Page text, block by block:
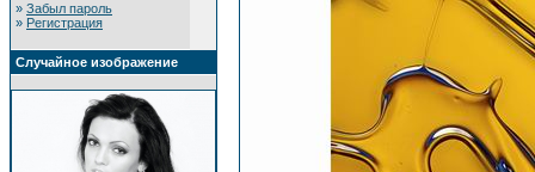
» Забыл пароль
» Регистрация
Случайное изображение